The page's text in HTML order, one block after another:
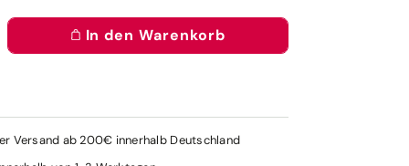
In den Warenkorb
Versand ab 200€ innerhalb Deutschland